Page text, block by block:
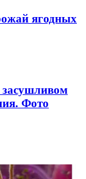
ягодных
засушливом
Фото